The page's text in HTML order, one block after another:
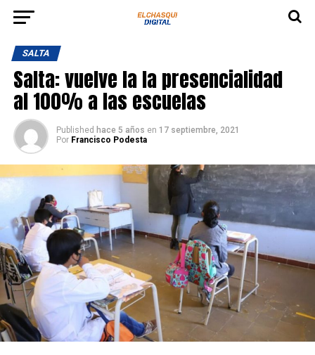
SALTA
Salta: vuelve la la presencialidad
al 100% a las escuelas
Published hace 5 años en 17 septiembre, 2021
Por Francisco Podesta